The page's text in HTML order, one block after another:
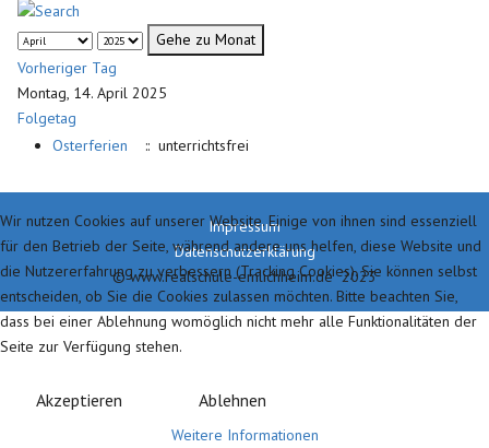
Gehe zu Monat
Vorheriger Tag
Montag, 14. April 2025
Folgetag
Osterferien
:: unterrichtsfrei
Impressum
Datenschutzerklärung
© www.realschule-emlichheim.de 2023
Wir nutzen Cookies auf unserer Website. Einige von ihnen sind essenziell
für den Betrieb der Seite, während andere uns helfen, diese Website und
die Nutzererfahrung zu verbessern (Tracking Cookies). Sie können selbst
entscheiden, ob Sie die Cookies zulassen möchten. Bitte beachten Sie,
dass bei einer Ablehnung womöglich nicht mehr alle Funktionalitäten der
Seite zur Verfügung stehen.
Akzeptieren Ablehnen
Weitere Informationen